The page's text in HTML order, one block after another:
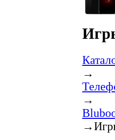
→
→
→